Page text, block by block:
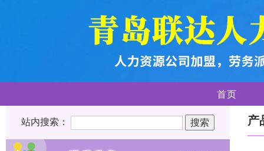
首页
站内搜索： 产